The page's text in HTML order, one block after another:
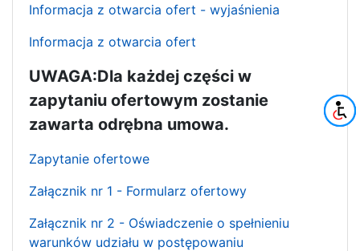
Informacja z otwarcia ofert - wyjaśnienia
Informacja z otwarcia ofert
UWAGA:Dla każdej części w
zapytaniu ofertowym zostanie
zawarta odrębna umowa.
Zapytanie ofertowe
Załącznik nr 1 - Formularz ofertowy
Załącznik nr 2 - Oświadczenie o spełnieniu
warunków udziału w postępowaniu